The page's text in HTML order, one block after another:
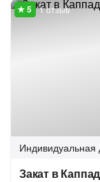
1 отзыв
Индивидуальная
Закат в